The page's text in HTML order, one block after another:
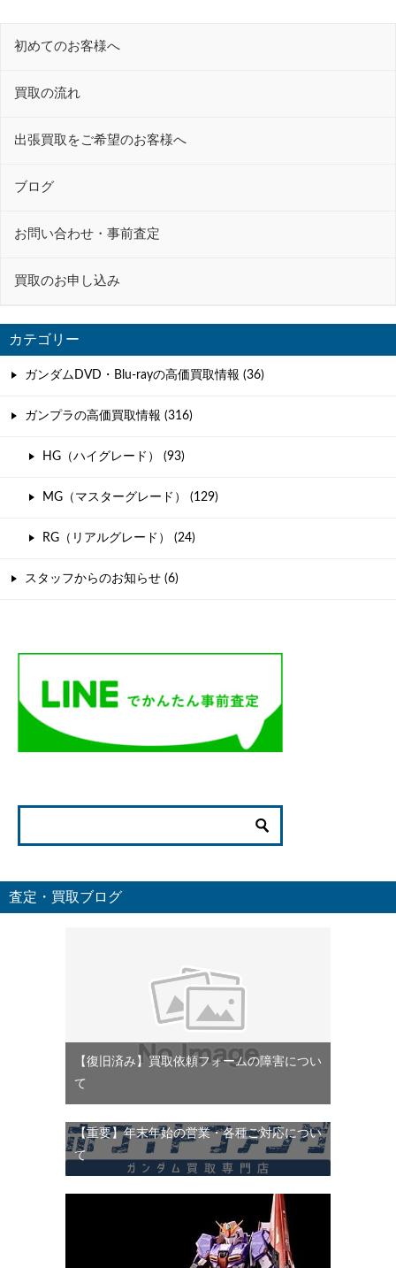
ゲ
ー
ョ
初めてのお客様へ
買取の流れ
出張買取をご希望のお客様へ
ブログ
お問い合わせ・事前査定
買取のお申し込み
カテゴリー
ガンダムDVD・Blu-rayの高価買取情報 (36)
ガンプラの高価買取情報 (316)
HG（ハイグレード） (93)
MG（マスターグレード） (129)
RG（リアルグレード） (24)
スタッフからのお知らせ (6)
査定・買取ブログ
【復旧済み】買取依頼フォームの障害につい
て
【重要】年末年始の営業・各種ご対応につい
て